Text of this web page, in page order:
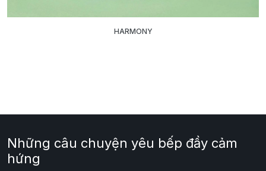
HARMONY
Những câu chuyện yêu bếp đầy cảm
hứng